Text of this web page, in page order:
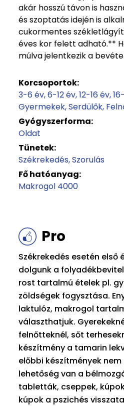
akár hosszú távon is
és szoptatás idején is
cukormentes
éves kor felett adható.**
múlva jelentkezik a
Korcsoportok:
3-6 év 6-12 év 12-16 év
Gyermekek Serdülők
Gyógyszerforma:
Oldat
Tünetek:
Székrekedés Szorulás
Fő hatóanyag:
Makrogol 4000
Pro
Székrekedés esetén első
dolgunk a
rost tartalmú ételek pl.
zöldségek fogysztása.
laktulóz, makrogol
választhatjuk.
felnőtteknél, sőt
készítmény a tamarin
előbbi készítmények
lehetőség van a
tabletták, cseppek,
kúpok a pszichés